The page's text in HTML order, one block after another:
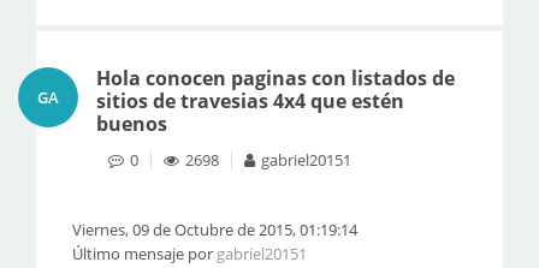
GA
Hola conocen paginas con listados de
sitios de travesias 4x4 que estén
buenos
0 2698 gabriel20151
Viernes, 09 de Octubre de 2015, 01:19:14
Último mensaje por gabriel20151